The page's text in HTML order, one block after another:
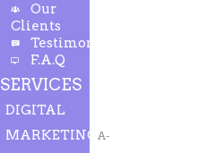
Our
Clients
Testimonials
F.A.Q
SERVICES
DIGITAL
MARKETING A-